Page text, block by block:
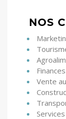
NOS
Vente